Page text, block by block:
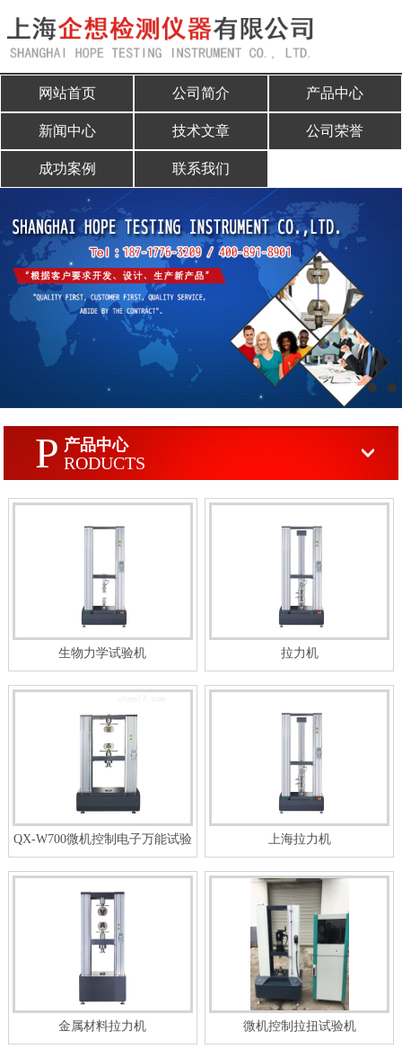
网站首页
公司简介
技术文章
公司荣誉
成功案例
联系我们
网站首页 公司简介 产品中心
新闻中心 技术文章 公司荣誉
成功案例 联系我们
P 产品中心
RODUCTS
生物力学试验机 拉力机
QX-W700微机控制电子万能试验
上海拉力机
金属材料拉力机 微机控制拉扭试验机